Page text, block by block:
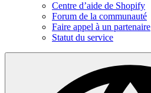
Centre d’aide de Shopify
Forum de la communauté
Faire appel à un partenaire
Statut du service